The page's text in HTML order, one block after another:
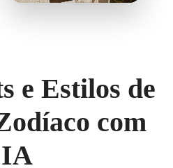
e Estilos de
com
IA